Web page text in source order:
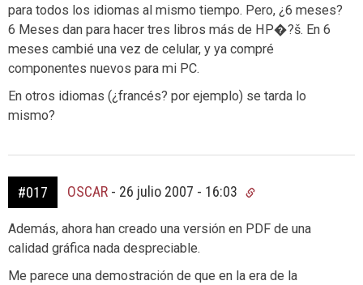
para todos los idiomas al mismo tiempo. Pero, ¿6 meses?
6 Meses dan para hacer tres libros más de HP�?š. En 6
meses cambié una vez de celular, y ya compré
componentes nuevos para mi PC.
En otros idiomas (¿francés? por ejemplo) se tarda lo
mismo?
#017 OSCAR - 26 julio 2007 - 16:03
Además, ahora han creado una versión en PDF de una
calidad gráfica nada despreciable.
Me parece una demostración de que en la era de la